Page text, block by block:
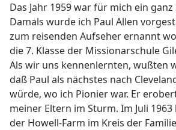
Das Jahr 1959 war für mich ein ganz
Damals wurde ich Paul Allen
zum reisenden Aufseher ernannt
die 7. Klasse der Missionarschule
Als wir uns kennenlernten, wußten
daß Paul als nächstes nach
würde, wo ich Pionier war. Er
meiner Eltern im Sturm. Im Juli
der Howell-Farm im Kreis der